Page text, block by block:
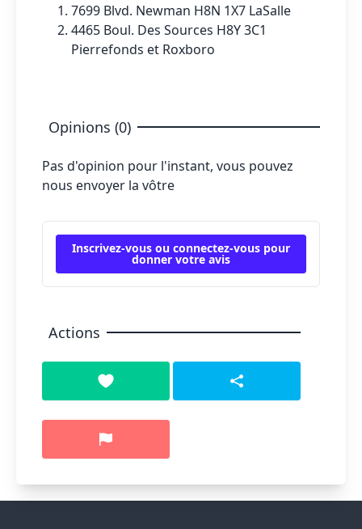
7699 Blvd. Newman H8N 1X7 LaSalle
4465 Boul. Des Sources H8Y 3C1
Pierrefonds et Roxboro
Opinions (0)
Pas d'opinion pour l'instant, vous pouvez
nous envoyer la vôtre
Inscrivez-vous ou connectez-vous pour
donner votre avis
Actions